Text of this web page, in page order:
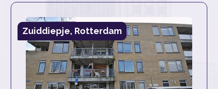
Zuiddiepje, Rotterdam